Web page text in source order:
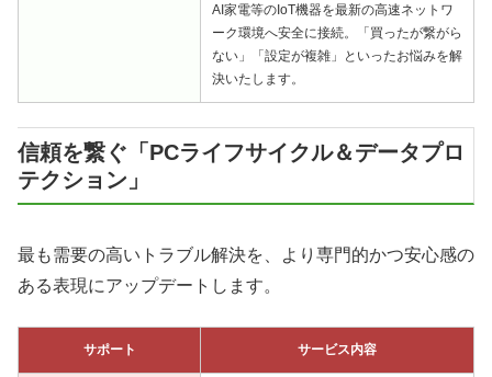
AI家電等のIoT機器を最新の高速ネットワ
ーク環境へ安全に接続。「買ったが繋がら
ない」「設定が複雑」といったお悩みを解
決いたします。
信頼を繋ぐ「PCライフサイクル＆データプロ
テクション」
最も需要の高いトラブル解決を、より専門的かつ安心感の
ある表現にアップデートします。
サポート サービス内容